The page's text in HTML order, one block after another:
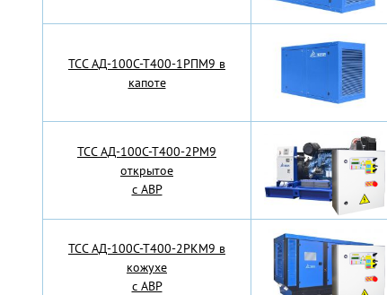
TCC АД-100С-Т400-1РПМ9 в
капоте
TCC АД-100С-Т400-2РМ9
открытое
с АВР
TCC АД-100С-Т400-2РКМ9 в
кожухе
с АВР